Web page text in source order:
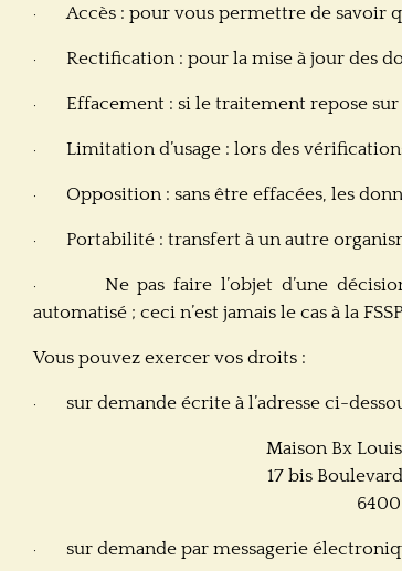
·Accès : pour vous permettre de savoir
· Rectification : pour la mise à jour des
· Effacement : si le traitement repose
· Limitation d’usage : lors des
· Opposition : sans être effacées, les
· Portabilité : transfert à un autre
· Ne pas faire l’objet d’une
automatisé ; ceci n’est jamais le cas à la
Vous pouvez exercer vos droits :
· sur demande écrite à l’adresse ci-
Maison Bx
17 bis
· sur demande par messagerie